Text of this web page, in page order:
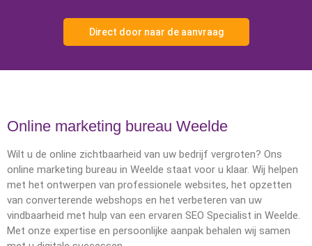
Direct door naar de aanvraag
Online marketing bureau Weelde
Wilt u de online zichtbaarheid van uw bedrijf vergroten? Ons
online marketing bureau in Weelde staat voor u klaar. Wij helpen
met het ontwerpen van professionele websites, het opzetten
van converterende webshops en het verbeteren van uw
vindbaarheid met hulp van een ervaren SEO Specialist in Weelde.
Met onze expertise en persoonlijke aanpak behalen wij samen